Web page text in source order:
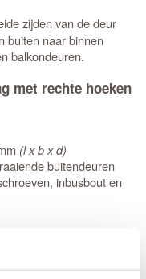
zijden van de deur
buiten naar binnen
balkondeuren.
met rechte hoeken
(l x b x d)
buitendeuren
inbusbout en